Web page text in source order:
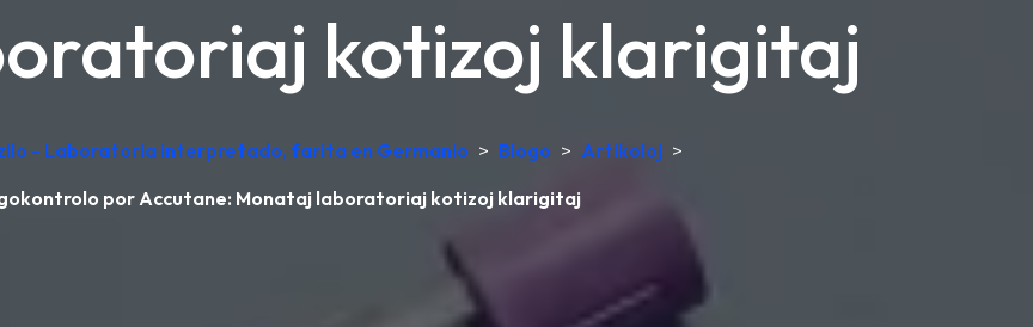
kotizoj klarigitaj
- Laboratoria interpretado, farita en Germanio > Blogo > Artikoloj >
por Accutane: Monataj laboratoriaj kotizoj klarigitaj